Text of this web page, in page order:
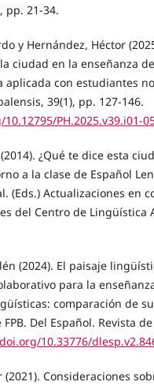
pp. 21-34.
y Hernández, Héctor
ciudad en la enseñanza
aplicada con estudiantes
39(1), pp. 127-146.
PH.2025.v39.i01-
¿Qué te dice esta
a la clase de Español
(Eds.) Actualizaciones en
del Centro de Lingüística
(2024). El paisaje
para la
comparación de
FPB. Del Español. Revista
10.33776/
(2021). Consideraciones